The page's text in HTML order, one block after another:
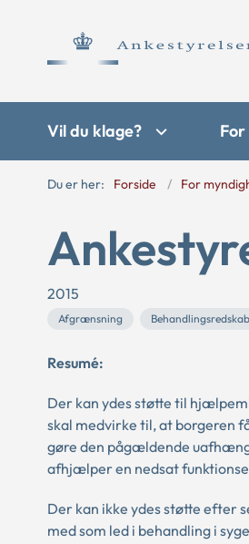
Vil du klage?
Du er her: Forside For
2015
Afgrænsning Behandlingsredskab
Resumé:
Der kan ydes støtte til
skal medvirke til, at borgeren
gøre den pågældende
afhjælper en nedsat
Der kan ikke ydes støtte efter
med som led i behandling i